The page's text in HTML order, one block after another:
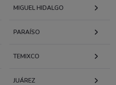
MIGUEL HIDALGO
PARAÍSO
TEMIXCO
JUÁREZ